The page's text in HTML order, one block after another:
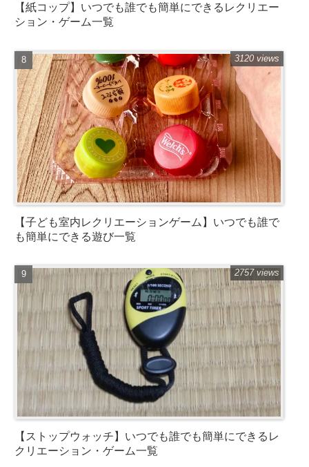
【紙コップ】いつでも誰でも簡単にできるレクリエー
ション・ゲーム一覧
【子ども室内レクリエーションゲーム】いつでも誰で
も簡単にできる遊び一覧
3120 views
【ストップウォッチ】いつでも誰でも簡単にできるレ
クリエーション・ゲーム一覧
2757 views